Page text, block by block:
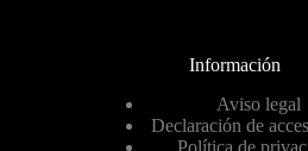
Información
Aviso legal
Declaración de